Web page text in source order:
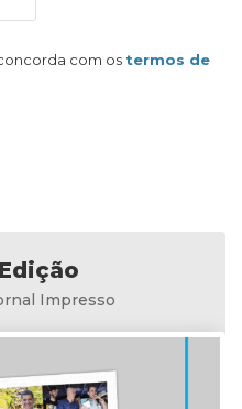
com os termos de
Impresso